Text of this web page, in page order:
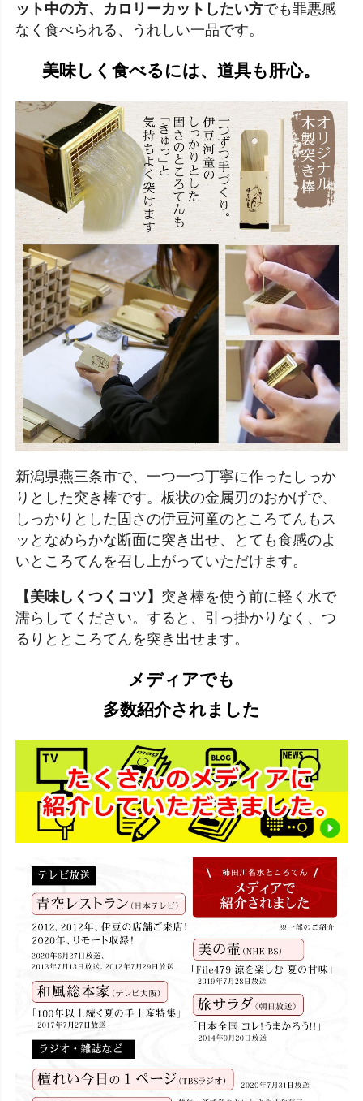
ット中の方、カロリーカットしたい方でも罪悪感
なく食べられる、うれしい一品です。
美味しく食べるには、道具も肝心。
新潟県燕三条市で、一つ一つ丁寧に作ったしっか
りとした突き棒です。板状の金属刃のおかげで、
しっかりとした固さの伊豆河童のところてんもス
ッとなめらかな断面に突き出せ、とても食感のよ
いところてんを召し上がっていただけます。
【美味しくつくコツ】 突き棒を使う前に軽く水で
濡らしてください。すると、引っ掛かりなく、つ
るりとところてんを突き出せます。
メディアでも
多数紹介されました